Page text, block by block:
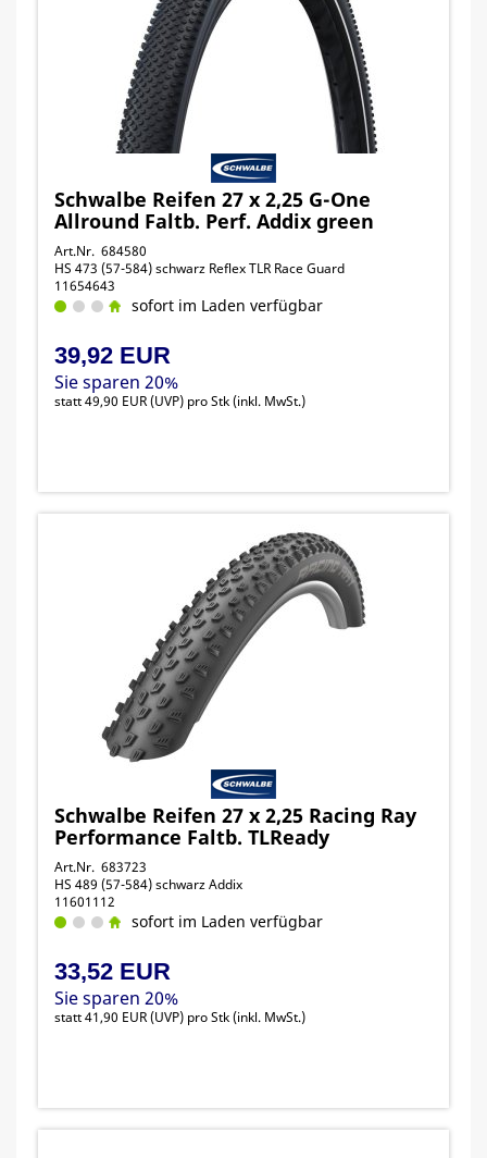
Schwalbe Reifen 27 x 2,25 G-One
Allround Faltb. Perf. Addix green
Art.Nr. 684580
HS 473 (57-584) schwarz Reflex TLR Race Guard
11654643
sofort im Laden verfügbar
39,92 EUR
Sie sparen 20%
statt49,90 EUR(UVP) pro Stk (inkl. MwSt.)
Schwalbe Reifen 27 x 2,25 Racing Ray
Performance Faltb. TLReady
Art.Nr. 683723
HS 489 (57-584) schwarz Addix
11601112
sofort im Laden verfügbar
33,52 EUR
Sie sparen 20%
statt41,90 EUR(UVP) pro Stk (inkl. MwSt.)